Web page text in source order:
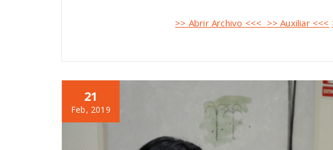
>> Abrir Archivo <<< >> Auxiliar <<<
21
Feb, 2019